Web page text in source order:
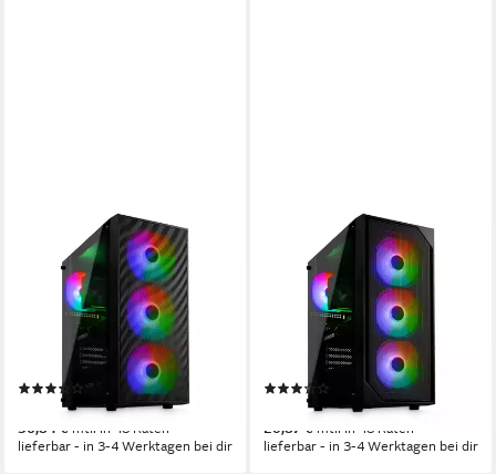
CYBERNERDS
P6 White Pro AMD Ryzen 5
5600 RTX 5060 Ti RGB
Gaming PC
AMD Ryzen 5
Prozessor
GeForce RTX 5060 Ti 8 GB
16 GB DDR4 Arbeitsspeicher
(10)
ab 1.269,00 €
36,84 € mtl. in 48 Raten
lieferbar - in 3-4 Werktagen bei dir
CYBERNERDS
E1 AMD Ryzen 5 5500 -
Nvidia GT 1030 RGB Gaming
AMD Ryzen 5
Prozessor
Nvidia GT 1030 2 GB Grafikkarte
16 GB DDR4 Arbeitsspeicher
ab 719,00 €
20,87 € mtl. in 48 Raten
lieferbar - in 3-4 Werktagen bei dir